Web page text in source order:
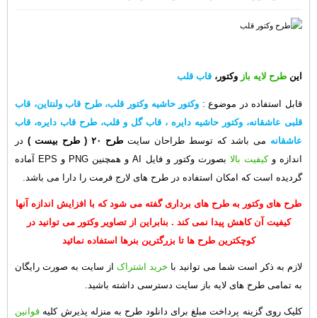
این طرح لایه باز وکتور، قاب قلب
قابل استفاده در موضوع : وکتور حاشیه وکتور قلب، طرح قاب ولنتاین، قاب
قلبی عاشقانه، وکتور حاشیه دایره ، قاب گل و قلب، طرح قاب دایره، قاب
عاشقانه می باشد که توسط طراحان سایت طرح ۲۰ ( طرح بیست ) در
اندازه وکیفیت بالا
بصورت وکتور و فایل AI و همچنین PNG و EPS آماده
گردیده است که امکان استفاده در طرح های لارج فرمت را دارا می باشد.
طرح های وکتور به طرح های برداری گفته می شود که با افزایش اندازه آنها
کیفیت آن کاهش پیدا نمی کند . بنابراین از تصاویر وکتور می توانید در
کوچکترین طرح ها تا بزرگترین بنرها استفاده نمائید
لازم به ذکر است شما می توانید با خرید اشتراک از سایت به صورت رایگان
به تمامی طرح های لایه باز سایت دسترسی داشته باشید.
کلیک روی گزینه پرداخت مبلغ برای دانلود طرح به منزله پذیرش کلیه قوانین